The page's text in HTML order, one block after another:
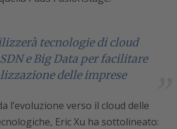
tecnologie di cloud
e Big Data per facilitare
delle imprese
l’evoluzione verso il cloud delle
Eric Xu ha sottolineato: